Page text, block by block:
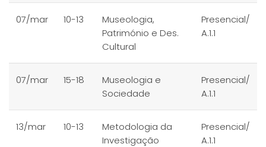
07/mar 10-13
Museologia,
Património e Des.
Cultural
Presencial/
A.1.1
07/mar 15-18
Museologia e
Sociedade
Presencial/
A.1.1
13/mar 10-13
Metodologia da
Investigação
Presencial/
A.1.1